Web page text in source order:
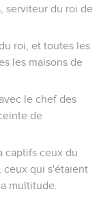
serviteur du roi de
roi, et toutes les
les maisons de
le chef des
de
captifs ceux du
ceux qui s'étaient
multitude.